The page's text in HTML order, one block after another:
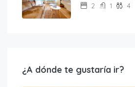
2 1 4
¿A dónde te gustaría ir?